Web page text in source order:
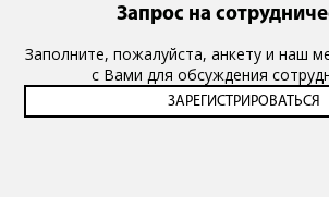
Запрос на
Заполните, пожалуйста, анкету и наш
с Вами для обсуждения